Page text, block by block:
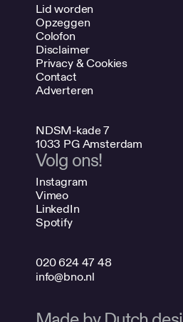
Lid worden
Opzeggen
Colofon
Disclaimer
Privacy & Cookies
Contact
Adverteren
NDSM-kade 7
1033 PG Amsterdam
Volg ons!
Instagram
Vimeo
LinkedIn
Spotify
020 624 47 48
info@bno.nl